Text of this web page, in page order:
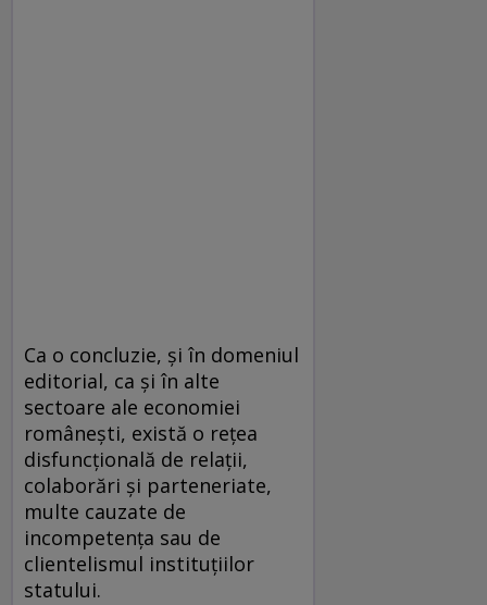
Ca o concluzie, şi în domeniul
editorial, ca şi în alte
sectoare ale economiei
româneşti, există o reţea
disfuncţională de relaţii,
colaborări şi parteneriate,
multe cauzate de
incompetenţa sau de
clientelismul instituţiilor
statului.